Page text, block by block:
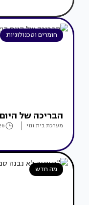
חומרים וטכנולוגיות
הבריכה של
מערכת בית ונוי
מה חדש